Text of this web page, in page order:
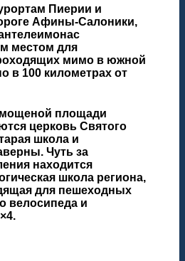
Пиерии и
Афины-Салоники,
местом для
мимо в южной
в 100 километрах от
площади
церковь Святого
школа и
Чуть за
находится
школа региона,
для пешеходных
велосипеда и